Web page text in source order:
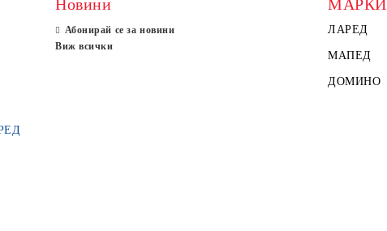
Новини
Абонирай се за новини
Виж всички
МАРКИ
ЛАРЕД
МАПЕД
ДОМИНО